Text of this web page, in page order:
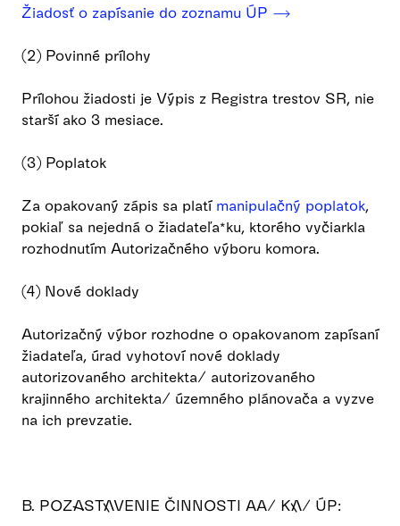
Žiadosť o zapísanie do zoznamu ÚP ⟶
(2) Povinné prílohy
Prílohou žiadosti je Výpis z Registra trestov SR, nie
starší ako 3 mesiace.
(3) Poplatok
Za opakovaný zápis sa platí manipulačný poplatok
pokiaľ sa nejedná o žiadateľa*ku, ktorého vyčiarkla
rozhodnutím Autorizačného výboru komora.
(4) Nové doklady
Autorizačný výbor rozhodne o opakovanom zapísaní
žiadateľa, úrad vyhotoví nové doklady
autorizovaného architekta/ autorizovaného
krajinného architekta/ územného plánovača a vyzve
na ich prevzatie.
B. POZASTAVENIE ČINNOSTI AA/ KA/ ÚP: